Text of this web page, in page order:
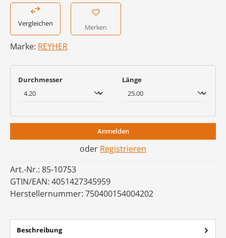
Vergleichen Merken
Marke: REYHER
Durchmesserauswählen Längeauswählen
Anmelden
oder Registrieren
Art.-Nr.: 85-10753
GTIN/EAN: 4051427345959
Herstellernummer: 750400154004202
Beschreibung